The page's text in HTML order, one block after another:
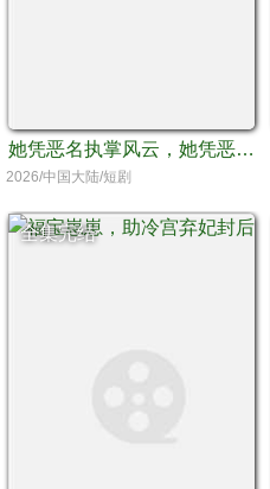
她凭恶名执掌风云，她凭恶名执掌风云
2026/中国大陆/短剧
全集完结